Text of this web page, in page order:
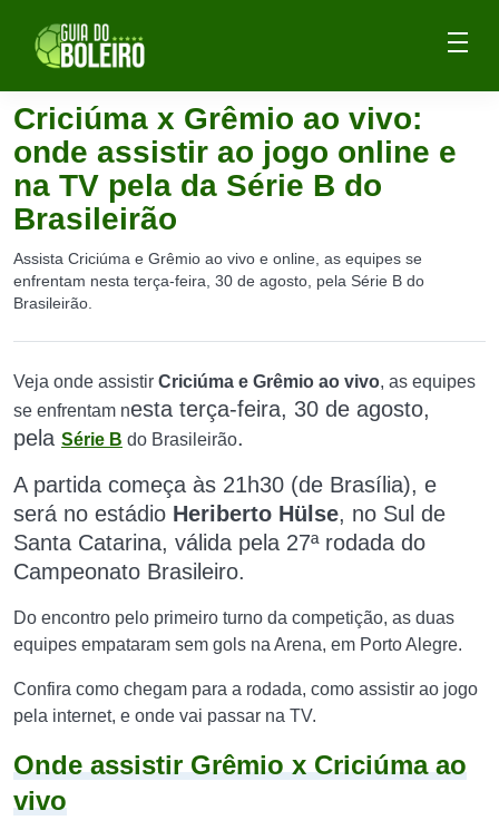
Criciúma x Grêmio ao vivo:
onde assistir ao jogo online e
na TV pela da Série B do
Brasileirão
Assista Criciúma e Grêmio ao vivo e online, as equipes se
enfrentam nesta terça-feira, 30 de agosto, pela Série B do
Brasileirão.
Veja onde assistir Criciúma e Grêmio ao vivo, as equipes
se enfrentam nesta terça-feira, 30 de agosto,
pela Série B do Brasileirão.
A partida começa às 21h30 (de Brasília), e
será no estádio Heriberto Hülse, no Sul de
Santa Catarina, válida pela 27ª rodada do
Campeonato Brasileiro.
Do encontro pelo primeiro turno da competição, as duas
equipes empataram sem gols na Arena, em Porto Alegre.
Confira como chegam para a rodada, como assistir ao jogo
pela internet, e onde vai passar na TV.
Onde assistir Grêmio x Criciúma ao
vivo